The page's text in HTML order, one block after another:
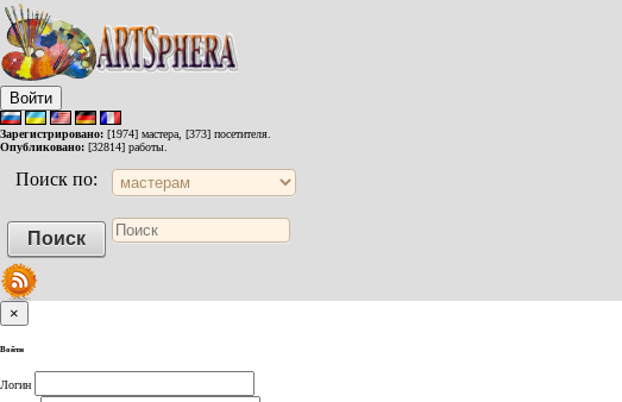
Войти
Зарегистрировано: [1974] мастера, [373] посетителя.
Опубликовано: [32814] работы.
Поиск по:
×
Войти
Логин